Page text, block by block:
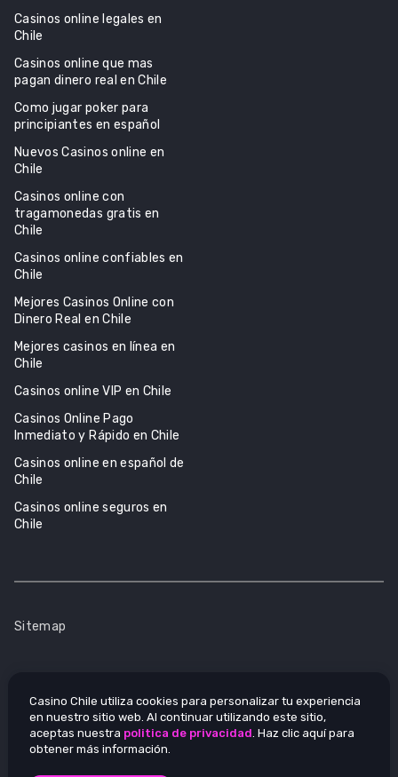
Casinos online legales en
Chile
Casinos online que mas
pagan dinero real en Chile
Como jugar poker para
principiantes en español
Nuevos Casinos online en
Chile
Casinos online con
tragamonedas gratis en
Chile
Casinos online confiables en
Chile
Mejores Casinos Online con
Dinero Real en Chile
Mejores casinos en línea en
Chile
Casinos online VIP en Chile
Casinos Online Pago
Inmediato y Rápido en Chile
Casinos online en español de
Chile
Casinos online seguros en
Chile
Sitemap
Desde 2023, Casino de España ofrece reseñas independientes
Casino Chile utiliza cookies para personalizar tu experiencia
en nuestro sitio web. Al continuar utilizando este sitio,
aceptas nuestra politica de privacidad . Haz clic aquí para
obtener más información.